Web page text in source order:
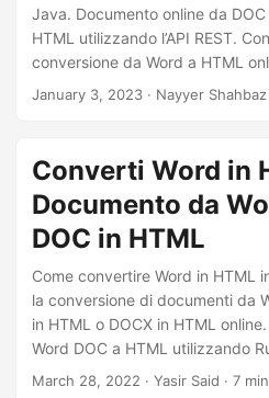
Java. Documento online da
HTML utilizzando l’API REST.
conversione da Word a HTML
come eseguire la conversione
January 3, 2023 · Nayyer
Converti Word in
Documento da
DOC in HTML
Come convertire Word in HTML
la conversione di documenti da
in HTML o DOCX in HTML
Word DOC a HTML utilizzando
March 28, 2022 · Yasir Said · 7